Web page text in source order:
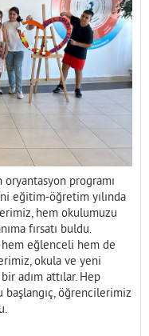
programı
eğitim-öğretim yılında
hem okulumuzu
fırsatı buldu.
eğlenceli hem de
okula ve yeni
adım attılar. Hep
başlangıç, öğrencilerimiz